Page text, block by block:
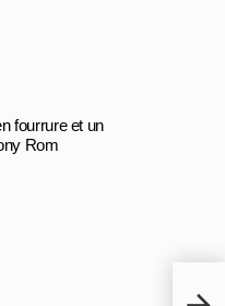
fourrure et un
Rom